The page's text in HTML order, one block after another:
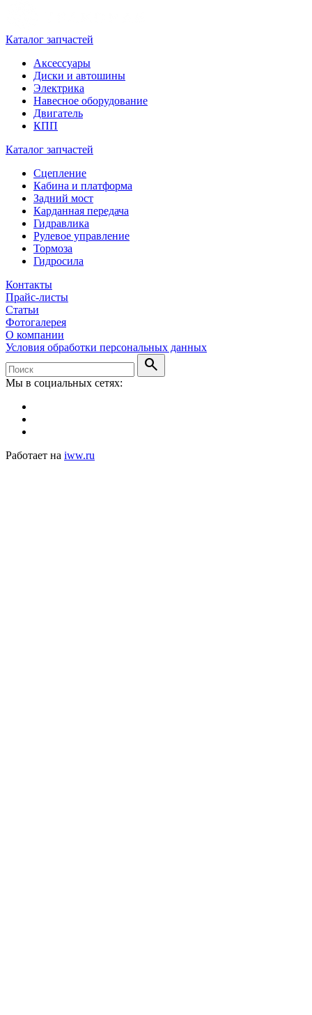
Каталог запчастей
Аксессуары
Диски и автошины
Электрика
Навесное оборудование
Двигатель
КПП
Каталог запчастей
Сцепление
Кабина и платформа
Задний мост
Карданная передача
Гидравлика
Рулевое управление
Тормоза
Гидросила
Контакты
Прайс-листы
Статьи
Фотогалерея
О компании
Условия обработки персональных данных
search
Мы в социальных сетях:
Работает на iww.ru